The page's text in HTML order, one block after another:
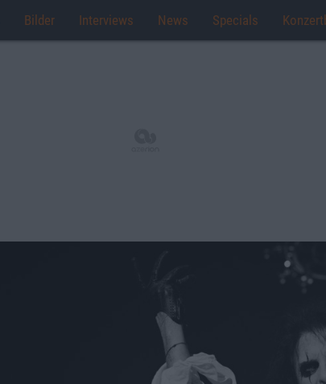
Bilder Interviews News Specials